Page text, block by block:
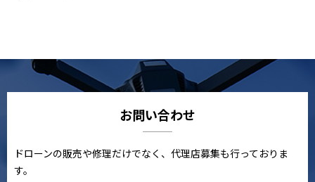
お問い合わせ
ドローンの販売や修理だけでなく、代理店募集も行っておりま
す。